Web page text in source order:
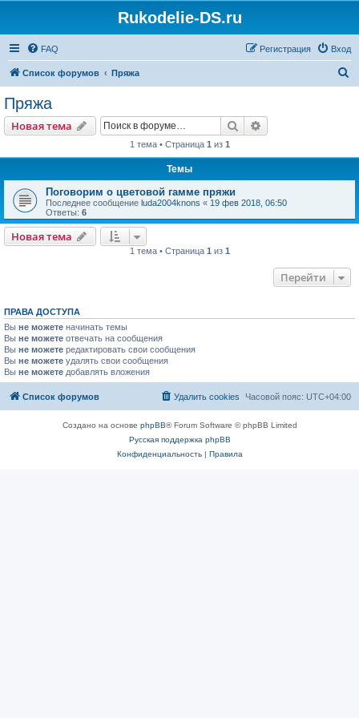
Rukodelie-DS.ru
FAQ Вход
Регистрация
Список форумов Пряжа
Пряжа
Новая тема Поиск
1 тема • Страница 1 из 1
Темы
Поговорим о цветовой гамме пряжи
Последнее сообщение luda2004knons « 19 фев 2018, 06:50
Ответы: 6
Новая тема
1 тема • Страница 1 из 1
Перейти
ПРАВА ДОСТУПА
Вы не можете начинать темы
Вы не можете отвечать на сообщения
Вы не можете редактировать свои сообщения
Вы не можете удалять свои сообщения
Вы не можете добавлять вложения
Список форумов Часовой пояс: UTC+04:00
Удалить cookies
Создано на основе phpBB® Forum Software © phpBB Limited
Русская поддержка phpBB
Конфиденциальность| Правила